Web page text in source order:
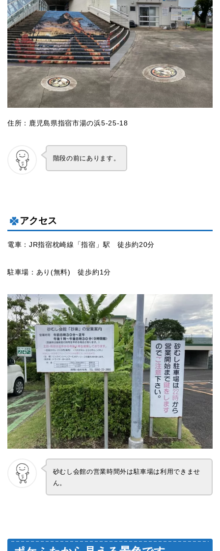
住所：鹿児島県指宿市湯の浜5-25-18
階段の前にあります。
アクセス
電車：JR指宿枕崎線「指宿」駅 徒歩約20分
駐車場：あり(無料) 徒歩約1分
砂むし会館の営業時間外は駐車場は利用できませ
ん。